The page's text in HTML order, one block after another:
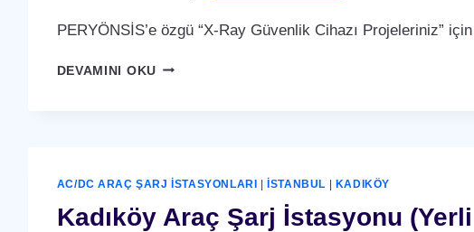
PERYÖNSİS’e özgü “X-Ray Güvenlik Cihazı Projeleriniz” için
DEVAMINI OKUKADIKÖY
AC/DC ARAÇ ŞARJ İSTASYONLARI |İSTANBUL | KADIKÖY
Kadıköy Araç Şarj İstasyonu